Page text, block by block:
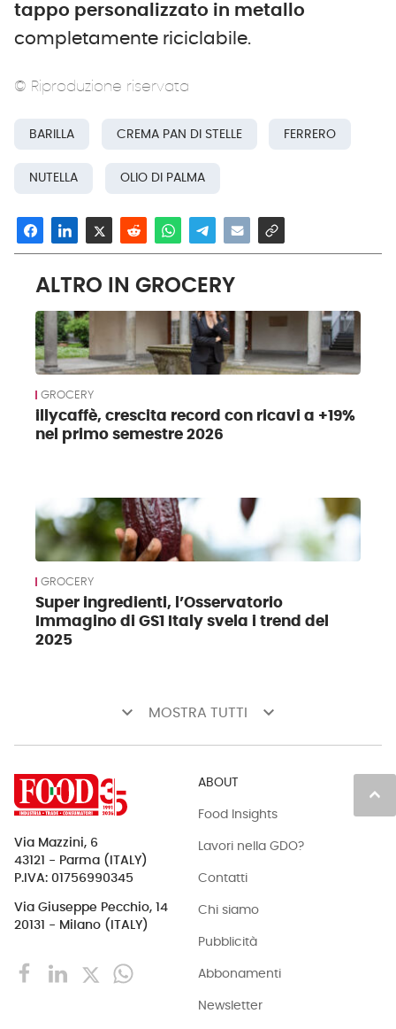
tappo personalizzato in metallo
completamente riciclabile.
© Riproduzione riservata
BARILLA CREMA PAN DI STELLE FERRERO
NUTELLA OLIO DI PALMA
ALTRO IN GROCERY
GROCERY
illycaffè, crescita record con ricavi a +19%
nel primo semestre 2026
GROCERY
Super ingredienti, l’Osservatorio
Immagino di GS1 Italy svela i trend del
2025
keyboard_arrow_down MOSTRA TUTTI keyboard_arrow_down
keyboard_arrow_up
Via Mazzini, 6
43121 - Parma (ITALY)
P.IVA: 01756990345
Via Giuseppe Pecchio, 14
20131 - Milano (ITALY)
ABOUT
Food Insights
Lavori nella GDO?
Contatti
Chi siamo
Pubblicità
Abbonamenti
Newsletter